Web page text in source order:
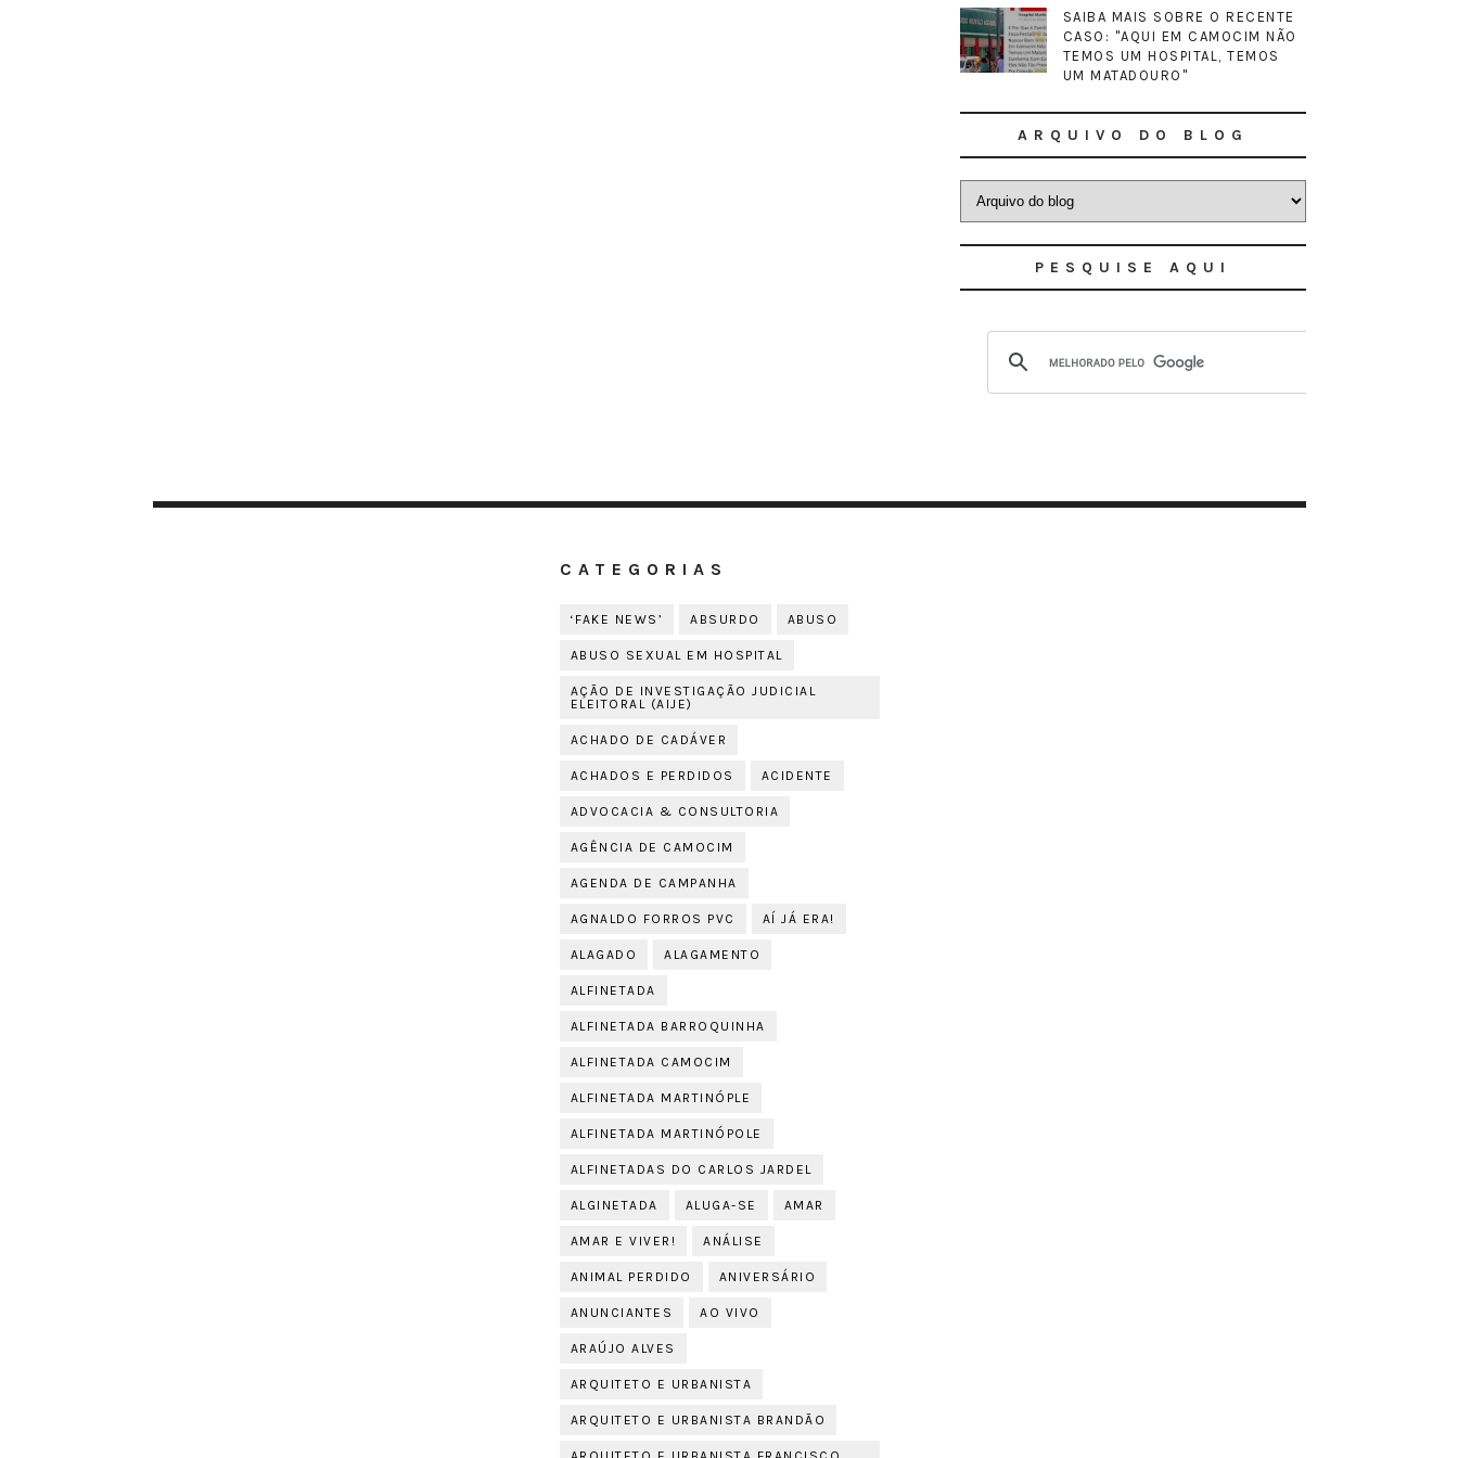
SAIBA MAIS SOBRE O RECENTE
CASO: "AQUI EM CAMOCIM NÃO
TEMOS UM HOSPITAL, TEMOS
UM MATADOURO"
ARQUIVO DO BLOG
PESQUISE AQUI
CATEGORIAS
‘FAKE NEWS’ ABSURDO ABUSO
ABUSO SEXUAL EM HOSPITAL
AÇÃO DE INVESTIGAÇÃO JUDICIAL
ELEITORAL (AIJE)
ACHADO DE CADÁVER
ACHADOS E PERDIDOS ACIDENTE
ADVOCACIA & CONSULTORIA
AGÊNCIA DE CAMOCIM
AGENDA DE CAMPANHA
AGNALDO FORROS PVC AÍ JÁ ERA!
ALAGADO ALAGAMENTO
ALFINETADA
ALFINETADA BARROQUINHA
ALFINETADA CAMOCIM
ALFINETADA MARTINÓPLE
ALFINETADA MARTINÓPOLE
ALFINETADAS DO CARLOS JARDEL
ALGINETADA ALUGA-SE AMAR
AMAR E VIVER! ANÁLISE
ANIMAL PERDIDO ANIVERSÁRIO
ANUNCIANTES AO VIVO
ARAÚJO ALVES
ARQUITETO E URBANISTA
ARQUITETO E URBANISTA BRANDÃO